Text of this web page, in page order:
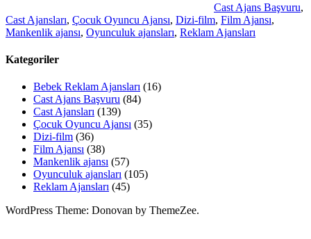
Cast Ajans Başvuru,
Cast Ajansları, Çocuk Oyuncu Ajansı, Dizi-film, Film Ajansı,
Mankenlik ajansı, Oyunculuk ajansları, Reklam Ajansları
Kategoriler
Bebek Reklam Ajansları (16)
Cast Ajans Başvuru (84)
Cast Ajansları (139)
Çocuk Oyuncu Ajansı (35)
Dizi-film (36)
Film Ajansı (38)
Mankenlik ajansı (57)
Oyunculuk ajansları (105)
Reklam Ajansları (45)
WordPress Theme: Donovan by ThemeZee.